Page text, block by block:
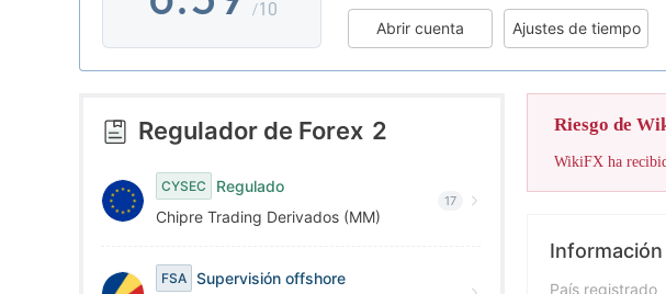
7
8
9
4
5
6
7
/10
Abrir cuenta Ajustes de tiempo
Regulador de Forex 2
CYSEC
Regulado
Chipre Trading Derivados (MM)
17
FSA Supervisión offshore
Riesgo de
Información
País registrado